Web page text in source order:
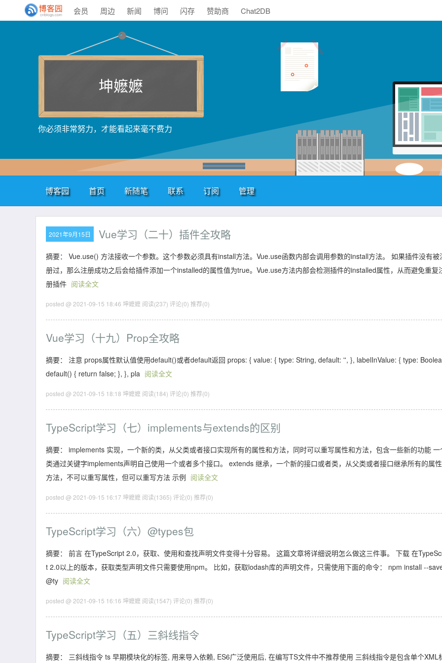
会员 周边 新闻 博问 闪存 赞助商 Chat2DB
坤嬷嬷
你必须非常努力，才能看起来毫不费力
博客园 首页 新随笔 联系 订阅 管理
2021年9月15日 Vue学习（二十）插件全攻略
摘要： Vue.use() 方法接收一个参数。这个参数必须具有install方法。Vue.use函数内部会调用参数的install方法。 如果插件没有被
册过，那么注册成功之后会给插件添加一个installed的属性值为true。Vue.use方法内部会检测插件的installed属性，从而避免重复
册插件 阅读全文
posted @ 2021-09-15 18:46 坤嬷嬷 阅读(237) 评论(0) 推荐(0)
Vue学习（十九）Prop全攻略
摘要： 注意 props属性默认值使用default()或者default返回 props: { value: { type: String, default: '', }, labelInValue: { type:
default() { return false; }, }, pla 阅读全文
posted @ 2021-09-15 18:18 坤嬷嬷 阅读(184) 评论(0) 推荐(0)
TypeScript学习（七）implements与extends的区别
摘要： implements 实现，一个新的类，从父类或者接口实现所有的属性和方法，同时可以重写属性和方法，包含一些新的功能 一
类通过关键字implements声明自己使用一个或者多个接口。 extends 继承，一个新的接口或者类，从父类或者接口继承所有的属
方法，不可以重写属性，但可以重写方法 示例 阅读全文
posted @ 2021-09-15 16:17 坤嬷嬷 阅读(1365) 评论(0) 推荐(0)
TypeScript学习（六）@types包
摘要： 前言 在TypeScript 2.0，获取、使用和查找声明文件变得十分容易。 这篇文章将详细说明怎么做这三件事。 下载 在
t 2.0以上的版本，获取类型声明文件只需要使用npm。 比如，获取lodash库的声明文件，只需使用下面的命令： npm install --
@ty 阅读全文
posted @ 2021-09-15 16:16 坤嬷嬷 阅读(1547) 评论(0) 推荐(0)
TypeScript学习（五）三斜线指令
摘要： 三斜线指令 ts 早期模块化的标签, 用来导入依赖, ES6广泛使用后, 在编写TS文件中不推荐使用 三斜线指令是包含单个XML